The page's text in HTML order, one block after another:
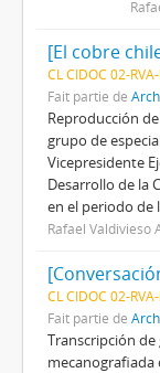
[El cobre
CL CIDOC 02-
Fait partie de
Reproducción
grupo de
Vicepresidente
Desarrollo de la
en el periodo de
Rafael Valdivieso
CL CIDOC 02-
Fait partie de
Transcripción
mecanografiada